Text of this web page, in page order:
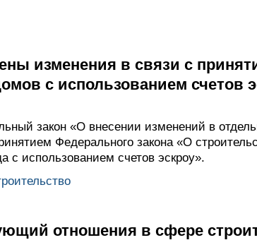
изменения в связи с
с использованием счетов
закон «О внесении изменений в
Федерального закона «О
с использованием счетов эскроу».
отношения в сфере